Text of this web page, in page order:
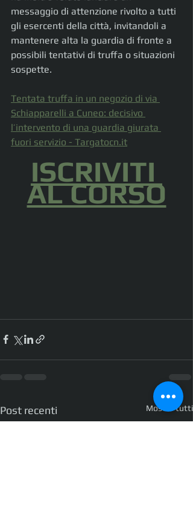
messaggio di attenzione rivolto a tutti
gli esercenti della città, invitandoli a
mantenere alta la guardia di fronte a
possibili tentativi di truffa o situazioni
sospette.
Tentata truffa in un negozio di via
Schiapparelli a Cuneo: decisivo
l’intervento di una guardia giurata
fuori servizio - Targatocn.it
ISCRIVITI
AL CORSO
Post recenti Mostra tutti